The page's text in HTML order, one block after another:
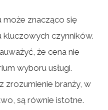
może znacząco się
kluczowych czynników.
że cena nie
wyboru usługi.
zrozumienie branży, w
są równie istotne.